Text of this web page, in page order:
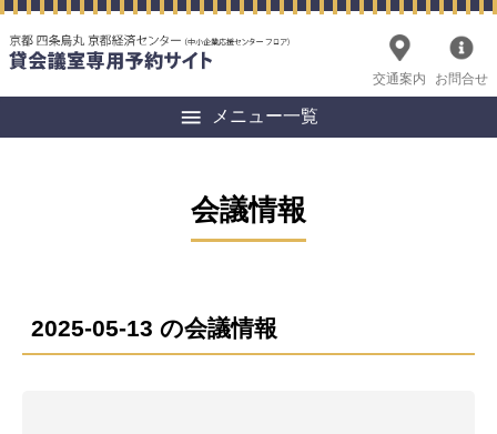
交通案内 お問合せ
メニュー一覧
会議情報
2025-05-13 の会議情報